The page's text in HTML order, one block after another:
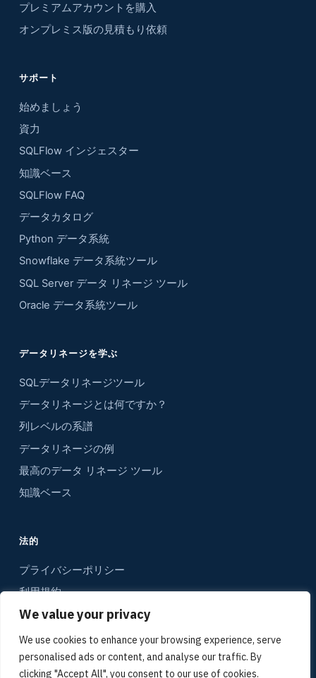
We value your privacy
We use cookies to enhance your browsing experience, serve
personalised ads or content, and analyse our traffic. By
clicking "Accept All", you consent to our use of cookies.
プレミアムアカウントを購入
オンプレミス版の見積もり依頼
サポート
始めましょう
資力
SQLFlow インジェスター
知識ベース
SQLFlow FAQ
データカタログ
Python データ系統
Snowflake データ系統ツール
SQL Server データ リネージ ツール
Oracle データ系統ツール
データリネージを学ぶ
SQLデータリネージツール
データリネージとは何ですか？
列レベルの系譜
データリネージの例
最高のデータ リネージ ツール
知識ベース
法的
プライバシーポリシー
利用規約
コンタクト
サイトマップ
メディアキット